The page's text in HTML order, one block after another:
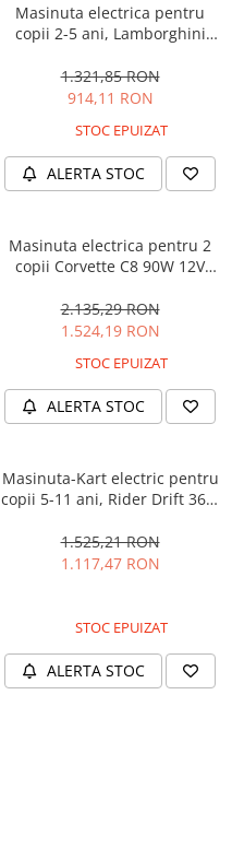
Masinuta electrica pentru
copii 2-5 ani, Lamborghini
12V, galbena
1.321,85 RON
914,11 RON
STOC EPUIZAT
ALERTA STOC
Masinuta electrica pentru 2
copii Corvette C8 90W 12V
2.135,29 RON
1.524,19 RON
STOC EPUIZAT
ALERTA STOC
Masinuta-Kart electric pentru
copii 5-11 ani, Rider Drift 360,
1.525,21 RON
1.117,47 RON
STOC EPUIZAT
ALERTA STOC